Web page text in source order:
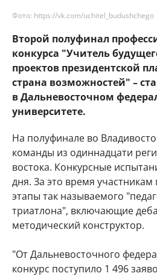
Фото: https://vk.com/uchitel_budushchego
Второй полуфинал
конкурса "Учитель
проектов президентской
страна возможностей" –
в Дальневосточном
университете.
На полуфинале во
команды из одиннадцати
востока. Конкурсные
дня. За это время
этапы так называемого
триатлона", включающие
методический конструктор.
"От Дальневосточного
конкурс поступило 1 496